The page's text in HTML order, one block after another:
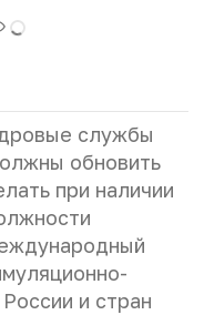
службы
обновить
при наличии
и стран